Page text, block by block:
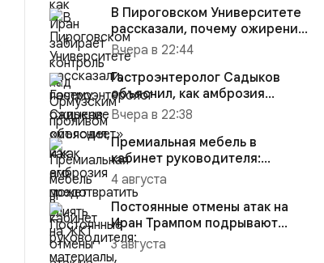
В Пироговском Университете
рассказали, почему ожирение
«молодеет» и как его ...
Вчера в 22:44
Гастроэнтеролог Садыков
объяснил, как амброзия
может влиять на ЖКТ
Вчера в 22:38
Премиальная мебель в
кабинет руководителя:
материалы, комплектация и
советы
4 августа
Постоянные отмены атак на
Иран Трампом подрывают
боеготовность Израиля
3 августа